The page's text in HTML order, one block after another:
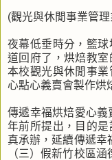
(觀光與休閒事業管
夜幕低垂時分，籃
道回府了，烘焙教室
本校觀光與休閒事
心點心義賣會製作烘
傳遞幸福烘焙愛心
年前所提出，目的
真承辦，延續傳遞幸
（三）假新竹校區